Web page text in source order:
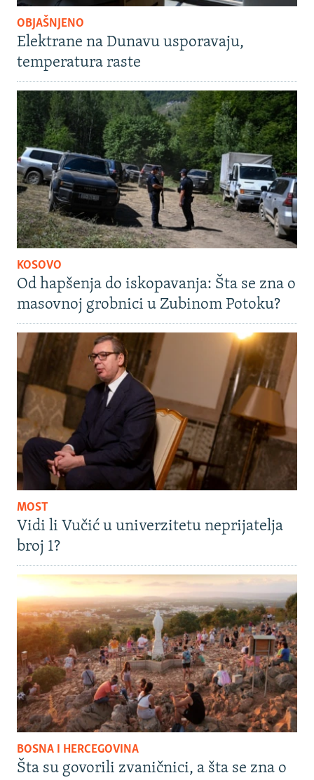
OBJAŠNJENO
Elektrane na Dunavu usporavaju,
temperatura raste
KOSOVO
Od hapšenja do iskopavanja: Šta se zna o
masovnoj grobnici u Zubinom Potoku?
MOST
Vidi li Vučić u univerzitetu neprijatelja
broj 1?
BOSNA I HERCEGOVINA
Šta su govorili zvaničnici, a šta se zna o